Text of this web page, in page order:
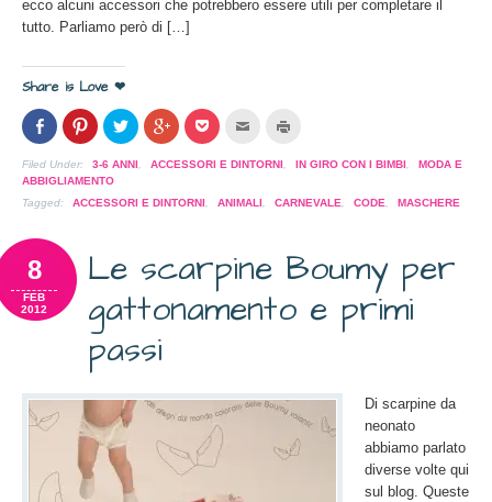
ecco alcuni accessori che potrebbero essere utili per completare il
tutto. Parliamo però di […]
Share is Love ❤
Condividi
su
Facebook
(Si
apre
in
una
Clicca
per
condividere
su
Pinterest
(Si
apre
finestra)
Clicca
per
condividere
su
apre
Clicca
per
condividere
su
apre
Clicca
per
su
apre
finestra)
Clicca
l'articolo
ad
in
una
nuova
finestra)
(Si
una
Filed Under: 3-6 ANNI ACCESSORI E DINTORNI IN GIRO CON I BIMBI
MODA E
ABBIGLIAMENTO
Tagged:
ACCESSORI E DINTORNI ANIMALI CARNEVALE CODE MASCHERE
Le scarpine Boumy per
gattonamento e primi
passi
8
FEB
2012
Di scarpine da
neonato
abbiamo parlato
diverse volte qui
sul blog. Queste